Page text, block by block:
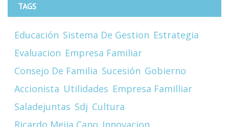
TAGS
Educación Sistema De Gestion Estrategia
Evaluacion Empresa Familiar
Consejo De Familia Sucesión Gobierno
Accionista Utilidades Empresa Familliar
Saladejuntas Sdj Cultura
Ricardo Mejia Cano Innovacion